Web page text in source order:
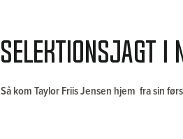
Selektionsjagt i
Så kom Taylor Friis Jensen hjem fra sin